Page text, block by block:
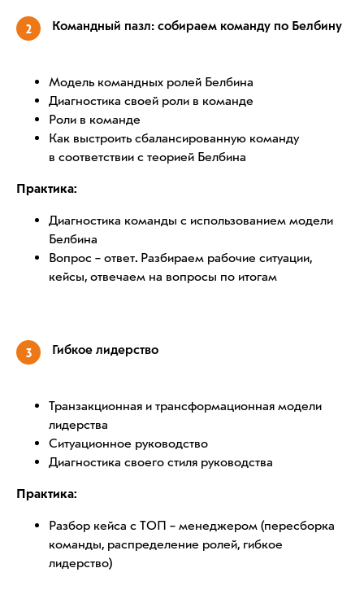
2 Командный пазл: собираем команду по Белбину
Модель командных ролей Белбина
Диагностика своей роли в команде
Роли в команде
Как выстроить сбалансированную команду
в соответствии с теорией Белбина
Практика:
Диагностика команды с использованием модели
Белбина
Вопрос – ответ. Разбираем рабочие ситуации,
кейсы, отвечаем на вопросы по итогам
3 Гибкое лидерство
Транзакционная и трансформационная модели
лидерства
Ситуационное руководство
Диагностика своего стиля руководства
Практика:
Разбор кейса с ТОП – менеджером (пересборка
команды, распределение ролей, гибкое
лидерство)